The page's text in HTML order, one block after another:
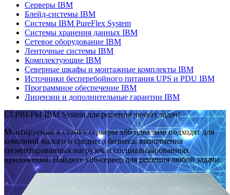
Серверы IBM
Блейд-системы IBM
Системы IBM PureFlex System
Системы хранения данных IBM
Сетевое оборудование IBM
Ленточные системы IBM
Комплектующие IBM
Северные шкафы и монтажные комплекты IBM
Источники бесперебойного питания UPS и PDU IBM
Программное обеспечение IBM
Лицензии и дополнительные гарантии IBM
СЕРВЕРЫ IBM System для решения любых задач!
Монтируемые в стойку серверы x86 идеально подходят для
компаний малого и среднего бизнеса, выполнения
сегментированных нагрузок и специализированных
приложений. Найдите x86-сервер для решения любой задачи.